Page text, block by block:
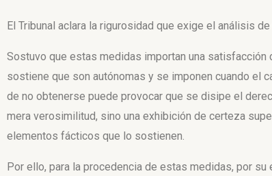
El Tribunal aclara la rigurosidad que exige el análisis
Sostuvo que estas medidas importan una
sostiene que son autónomas y se imponen cuando el
de no obtenerse puede provocar que se disipe el
mera verosimilitud, sino una exhibición de certeza
elementos fácticos que lo sostienen.
Por ello, para la procedencia de estas medidas, por